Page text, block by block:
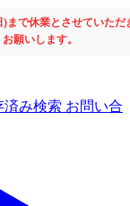
)まで休業とさせていただ
願いします。
済み検索 お問い合